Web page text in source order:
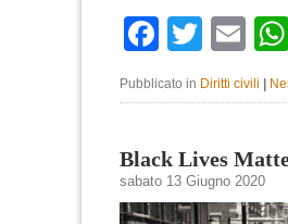
Facebook
Twitter
Pubblicato in Diritti civili
Black Lives
sabato 13 Giugno 2020